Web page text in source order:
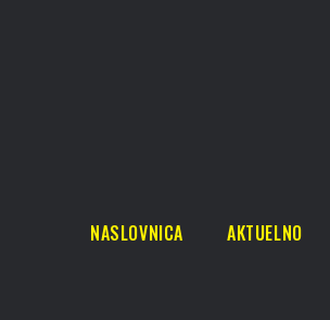
NASLOVNICA AKTUELNO